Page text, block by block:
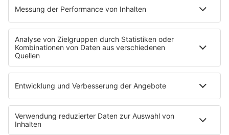
Mit den Waffeln einer Frau
SERVICE
Empfang
barba radio App
Impressum
Datenschutz Facebook & Instagram
Datenschutzeinstellungen
Clubbedingungen